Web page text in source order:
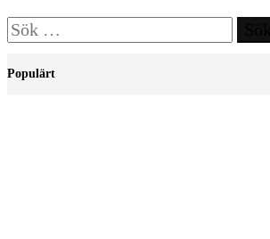
Sök
efter:
Populärt